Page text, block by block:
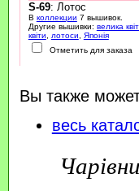
S-69: Лотос
В коллекции 7 вышивок.
Другие вышивки: велика
квіти
лотоси
Японія
Отметить для заказа
Вы также
весь